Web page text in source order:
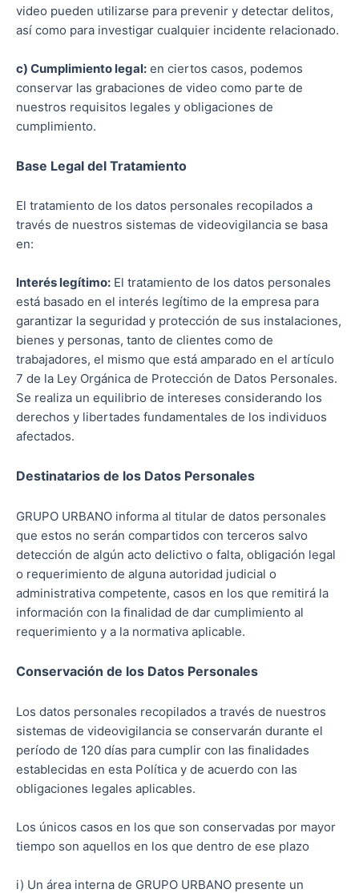
video pueden utilizarse para prevenir y detectar delitos,
así como para investigar cualquier incidente relacionado.
c) Cumplimiento legal: en ciertos casos, podemos
conservar las grabaciones de video como parte de
nuestros requisitos legales y obligaciones de
cumplimiento.
Base Legal del Tratamiento
El tratamiento de los datos personales recopilados a
través de nuestros sistemas de videovigilancia se basa
en:
Interés legítimo: El tratamiento de los datos personales
está basado en el interés legítimo de la empresa para
garantizar la seguridad y protección de sus instalaciones,
bienes y personas, tanto de clientes como de
trabajadores, el mismo que está amparado en el artículo
7 de la Ley Orgánica de Protección de Datos Personales.
Se realiza un equilibrio de intereses considerando los
derechos y libertades fundamentales de los individuos
afectados.
Destinatarios de los Datos Personales
GRUPO URBANO informa al titular de datos personales
que estos no serán compartidos con terceros salvo
detección de algún acto delictivo o falta, obligación legal
o requerimiento de alguna autoridad judicial o
administrativa competente, casos en los que remitirá la
información con la finalidad de dar cumplimiento al
requerimiento y a la normativa aplicable.
Conservación de los Datos Personales
Los datos personales recopilados a través de nuestros
sistemas de videovigilancia se conservarán durante el
período de 120 días para cumplir con las finalidades
establecidas en esta Política y de acuerdo con las
obligaciones legales aplicables.
Los únicos casos en los que son conservadas por mayor
tiempo son aquellos en los que dentro de ese plazo
i) Un área interna de GRUPO URBANO presente un